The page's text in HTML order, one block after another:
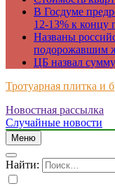
В Госдуме
12-13% к концу
Названы
подорожавшим
ЦБ назвал
Тротуарная плитка и
Just another WordPress
Новостная рассылка
Случайные новости
Меню
Найти: